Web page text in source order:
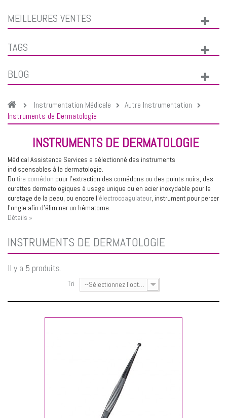
MEILLEURES VENTES
TAGS
BLOG
Instrumentation Médicale
Autre Instrumentation
Instruments de Dermatologie
INSTRUMENTS DE DERMATOLOGIE
Médical Assistance Services a sélectionné des instruments
indispensables à la dermatologie.
Du tire comédon pour l'extraction des comédons ou des points noirs, des
curettes dermatologiques à usage unique ou en acier inoxydable pour le
curetage de la peau, ou encore l'électrocoagulateur, instrument pour percer
l'ongle afin d'éliminer un hématome.
Détails »
INSTRUMENTS DE DERMATOLOGIE
Il y a 5 produits.
Tri --Sélectionnez l'option--